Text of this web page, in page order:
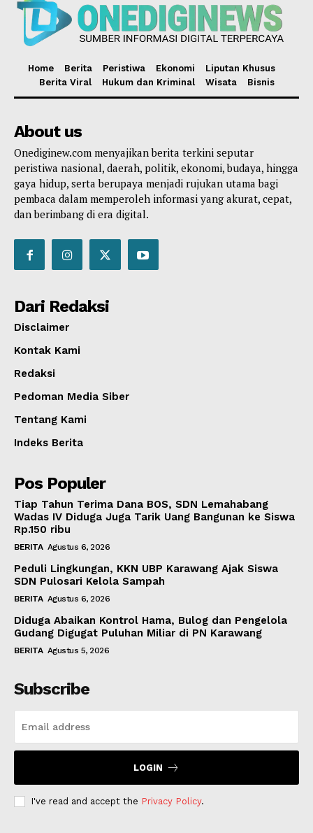
Home Berita Peristiwa Ekonomi
Liputan Khusus
Berita Viral
Hukum dan Kriminal Wisata Bisnis
About us
Onediginew.com menyajikan berita terkini seputar
peristiwa nasional, daerah, politik, ekonomi, budaya, hingga
gaya hidup, serta berupaya menjadi rujukan utama bagi
pembaca dalam memperoleh informasi yang akurat, cepat,
dan berimbang di era digital.
Dari Redaksi
Disclaimer
Kontak Kami
Redaksi
Pedoman Media Siber
Tentang Kami
Indeks Berita
Pos Populer
Tiap Tahun Terima Dana BOS, SDN Lemahabang
Wadas IV Diduga Juga Tarik Uang Bangunan ke Siswa
Rp.150 ribu
BERITA Agustus 6, 2026
Peduli Lingkungan, KKN UBP Karawang Ajak Siswa
SDN Pulosari Kelola Sampah
BERITA Agustus 6, 2026
Diduga Abaikan Kontrol Hama, Bulog dan Pengelola
Gudang Digugat Puluhan Miliar di PN Karawang
BERITA Agustus 5, 2026
Subscribe
LOGIN
I've read and accept the Privacy Policy.